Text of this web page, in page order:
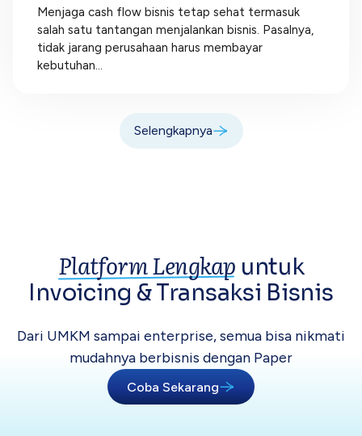
Menjaga cash flow bisnis tetap sehat termasuk
salah satu tantangan menjalankan bisnis. Pasalnya,
tidak jarang perusahaan harus membayar
kebutuhan...
Selengkapnya
Platform Lengkap untuk
Invoicing &Transaksi Bisnis
Dari UMKM sampai enterprise, semua bisa nikmati
mudahnya berbisnis dengan Paper
Coba Sekarang